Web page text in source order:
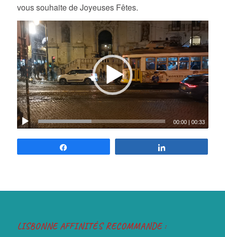
vous souhaite de Joyeuses Fêtes.
00:00 |00:33
LISBONNE AFFINITÉS RECOMMANDE :